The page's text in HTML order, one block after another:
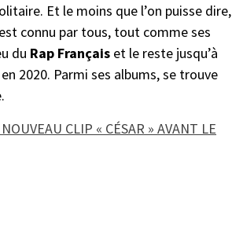
Et le moins que l’on puisse dire,
connu par tous, tout comme ses
du Rap Français et le reste jusqu’à
en 2020. Parmi ses albums, se trouve
CLIP « CÉSAR » AVANT LE